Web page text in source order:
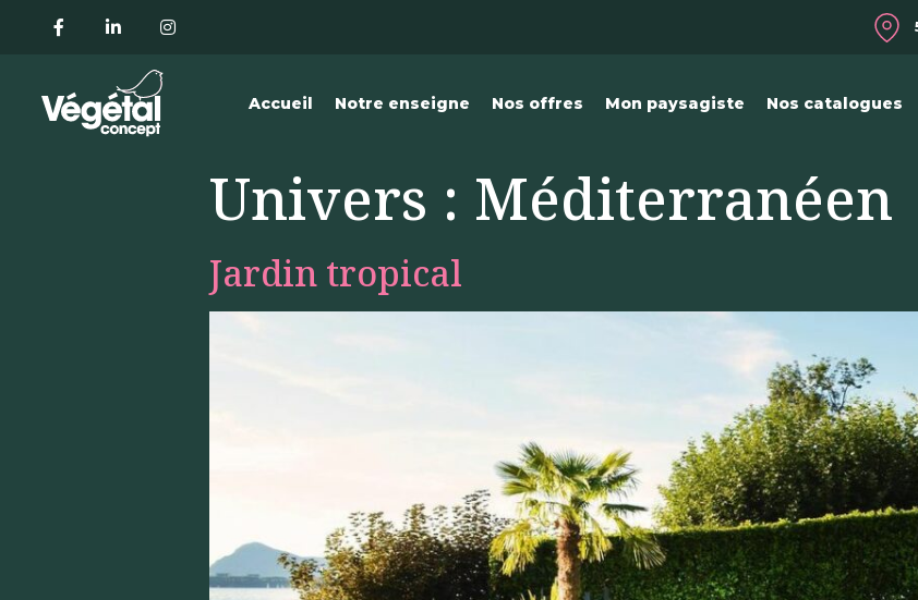
Accueil Notre enseigne Nos offres Mon paysagiste Nos catalogues
Univers : Méditerranéen
Jardin tropical